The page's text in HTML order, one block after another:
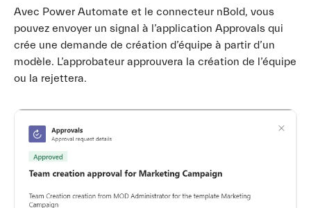
Avec Power Automate et le connecteur nBold, vous
pouvez envoyer un signal à l’application Approvals qui
crée une demande de création d’équipe à partir d’un
modèle. L’approbateur approuvera la création de l’équipe
ou la rejettera.